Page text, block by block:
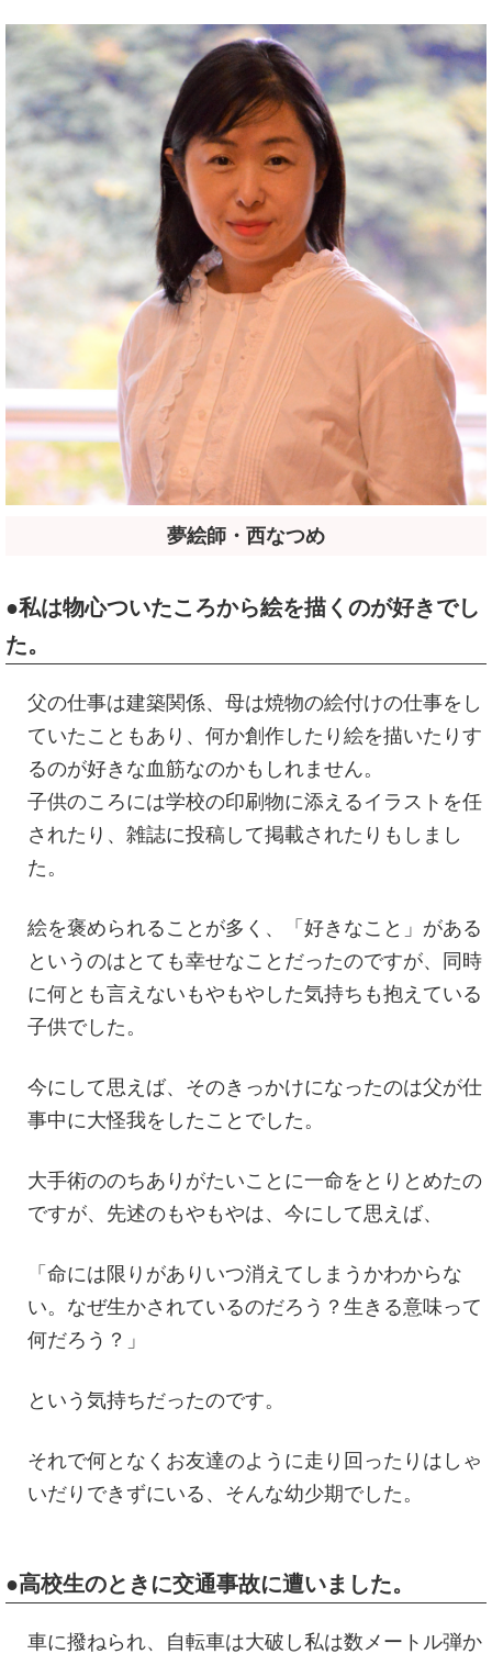
夢絵師・西なつめ
●私は物心ついたころから絵を描くのが好きでし
た。
父の仕事は建築関係、母は焼物の絵付けの仕事をし
ていたこともあり、何か創作したり絵を描いたりす
るのが好きな血筋なのかもしれません。
子供のころには学校の印刷物に添えるイラストを任
されたり、雑誌に投稿して掲載されたりもしまし
た。
絵を褒められることが多く、「好きなこと」がある
というのはとても幸せなことだったのですが、同時
に何とも言えないもやもやした気持ちも抱えている
子供でした。
今にして思えば、そのきっかけになったのは父が仕
事中に大怪我をしたことでした。
大手術ののちありがたいことに一命をとりとめたの
ですが、先述のもやもやは、今にして思えば、
「命には限りがありいつ消えてしまうかわからな
い。なぜ生かされているのだろう？生きる意味って
何だろう？」
という気持ちだったのです。
それで何となくお友達のように走り回ったりはしゃ
いだりできずにいる、そんな幼少期でした。
●高校生のときに交通事故に遭いました。
車に撥ねられ、自転車は大破し私は数メートル弾か